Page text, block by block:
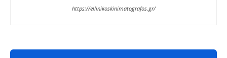
https://ellinikoskinimatografos.gr/